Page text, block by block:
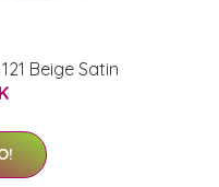
Beige Satin